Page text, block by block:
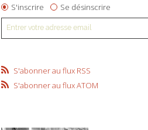
S'inscrire Se désinscrire
S'abonner au flux RSS
S'abonner au flux ATOM